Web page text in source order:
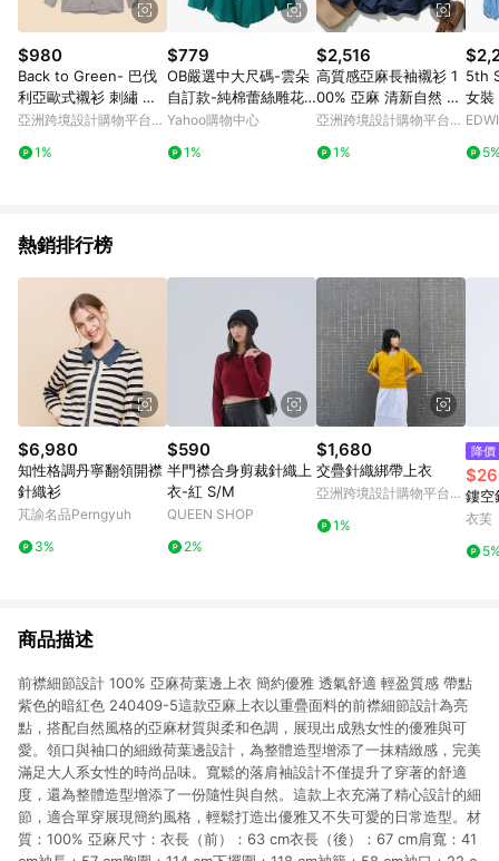
上，首次下載 Pinkoi APP 後，需透過 LINE 購物前往 Pinkoi 頁
面，方享導購資格。
$980
Back to Green- 巴伐
利亞歐式襯衫 刺繡 隱
密圖騰 vintage b-06
亞洲跨境設計購物平台
1%
$779
OB嚴選中大尺碼-雲朵
自訂款-純棉蕾絲雕花
寬版襯衫《AB19808》
Yahoo購物中心
1%
$2,516
高質感亞麻長袖襯衫 1
00% 亞麻 清新自然 藏
青色 240316-6
亞洲跨境設計購物平台
1%
5th
女裝
袖襯
熱銷排行榜
$6,980
知性格調丹寧翻領開襟
針織衫
芃諭名品Perngyuh
3%
$590
半門襟合身剪裁針織上
衣-紅 S/M
QUEEN SHOP
2%
$1,680
交疊針織綁帶上衣
亞洲跨境設計購物平台
1%
降價
鏤空
衣芙
商品描述
前襟細節設計 100% 亞麻荷葉邊上衣 簡約優雅 透氣舒適 輕盈質感 帶點
紫色的暗紅色 240409-5這款亞麻上衣以重疊面料的前襟細節設計為亮
點，搭配自然風格的亞麻材質與柔和色調，展現出成熟女性的優雅與可
愛。領口與袖口的細緻荷葉邊設計，為整體造型增添了一抹精緻感，完美
滿足大人系女性的時尚品味。寬鬆的落肩袖設計不僅提升了穿著的舒適
度，還為整體造型增添了一份隨性與自然。這款上衣充滿了精心設計的細
節，適合單穿展現簡約風格，輕鬆打造出優雅又不失可愛的日常造型。材
質：100% 亞麻尺寸：衣長（前）：63 cm衣長（後）：67 cm肩寬：41